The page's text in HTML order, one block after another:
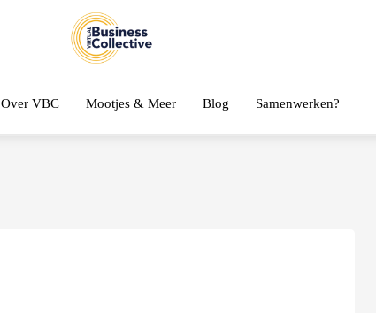
Over VBC Mootjes & Meer Blog Samenwerken?